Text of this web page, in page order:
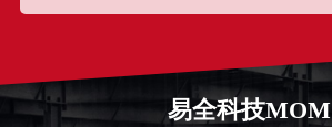
易全科技MOM